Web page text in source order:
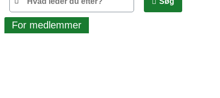
For medlemmer